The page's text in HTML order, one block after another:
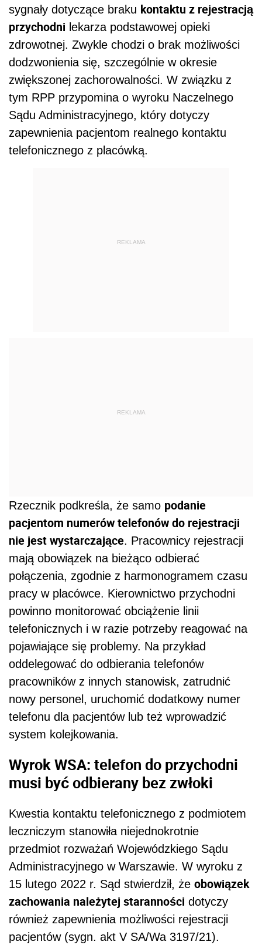
sygnały dotyczące braku kontaktu z rejestracją
przychodni lekarza podstawowej opieki
zdrowotnej. Zwykle chodzi o brak możliwości
dodzwonienia się, szczególnie w okresie
zwiększonej zachorowalności. W związku z
tym RPP przypomina o wyroku Naczelnego
Sądu Administracyjnego, który dotyczy
zapewnienia pacjentom realnego kontaktu
telefonicznego z placówką.
REKLAMA
REKLAMA
Rzecznik podkreśla, że samo podanie
pacjentom numerów telefonów do rejestracji
nie jest wystarczające. Pracownicy rejestracji
mają obowiązek na bieżąco odbierać
połączenia, zgodnie z harmonogramem czasu
pracy w placówce. Kierownictwo przychodni
powinno monitorować obciążenie linii
telefonicznych i w razie potrzeby reagować na
pojawiające się problemy. Na przykład
oddelegować do odbierania telefonów
pracowników z innych stanowisk, zatrudnić
nowy personel, uruchomić dodatkowy numer
telefonu dla pacjentów lub też wprowadzić
system kolejkowania.
Wyrok WSA: telefon do przychodni
musi być odbierany bez zwłoki
Kwestia kontaktu telefonicznego z podmiotem
leczniczym stanowiła niejednokrotnie
przedmiot rozważań Wojewódzkiego Sądu
Administracyjnego w Warszawie. W wyroku z
15 lutego 2022 r. Sąd stwierdził, że obowiązek
zachowania należytej staranności dotyczy
również zapewnienia możliwości rejestracji
pacjentów (sygn. akt V SA/Wa 3197/21).